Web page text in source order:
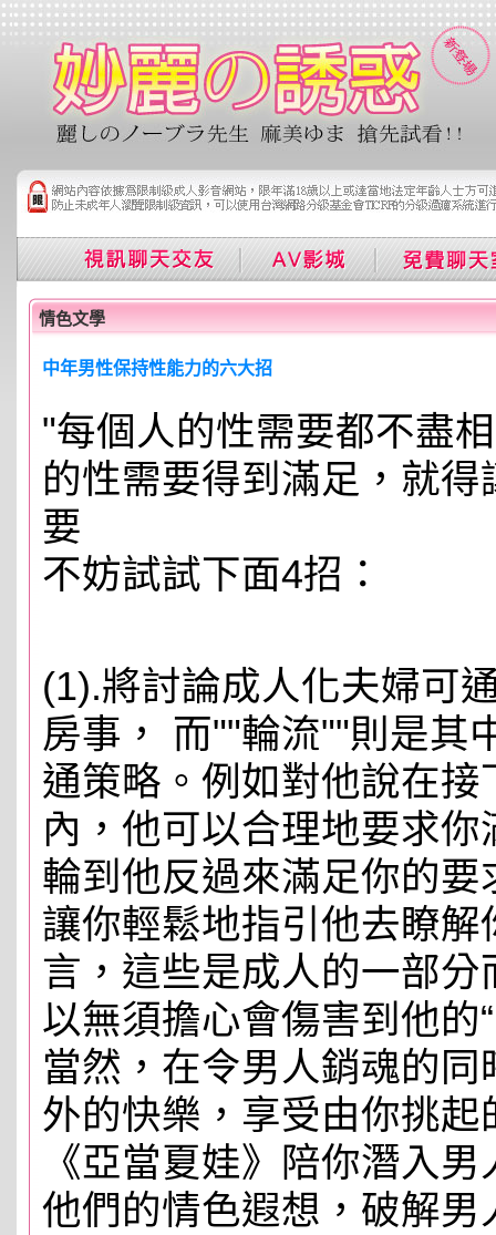
情色文學
中年男性保持性能力的六大招
"每個人的性需要都不盡
的性需要得到滿足，就
要
不妨試試下面4招：
(1).將討論成人化夫婦可
房事， 而""輪流""則是其
通策略。例如對他說在接
內，他可以合理地要求
輪到他反過來滿足你的
讓你輕鬆地指引他去瞭
言，這些是成人的一部
以無須擔心會傷害到他的
當然，在令男人銷魂的
外的快樂，享受由你挑
《亞當夏娃》陪你潛入
他們的情色遐想，破解男